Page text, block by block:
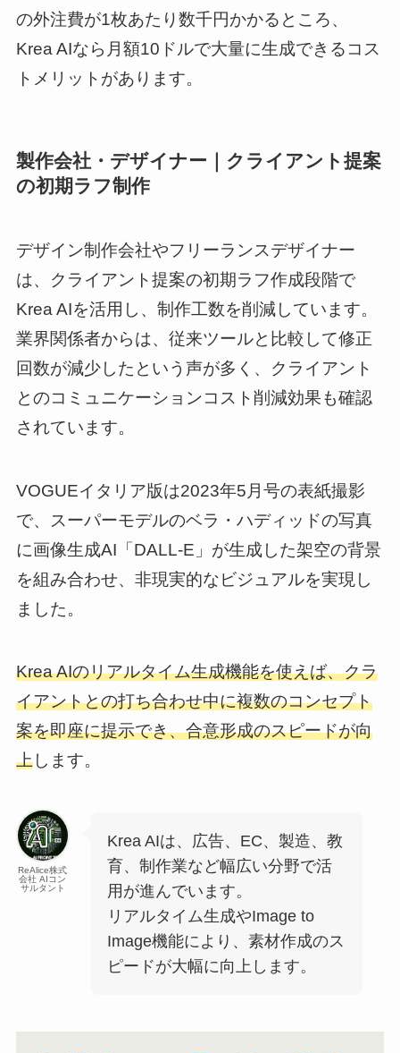
の外注費が1枚あたり数千円かかるところ、
Krea AIなら月額10ドルで大量に生成できるコス
トメリットがあります。
製作会社・デザイナー｜クライアント提案
の初期ラフ制作
デザイン制作会社やフリーランスデザイナー
は、クライアント提案の初期ラフ作成段階で
Krea AIを活用し、制作工数を削減しています。
業界関係者からは、従来ツールと比較して修正
回数が減少したという声が多く、クライアント
とのコミュニケーションコスト削減効果も確認
されています。
VOGUEイタリア版は2023年5月号の表紙撮影
で、スーパーモデルのベラ・ハディッドの写真
に画像生成AI「DALL-E」が生成した架空の背景
を組み合わせ、非現実的なビジュアルを実現し
ました。
Krea AIのリアルタイム生成機能を使えば、クラ
イアントとの打ち合わせ中に複数のコンセプト
案を即座に提示でき、合意形成のスピードが向
上します。
ReAlice株式
会社 AIコン
サルタント
Krea AIは、広告、EC、製造、教
育、制作業など幅広い分野で活
用が進んでいます。
リアルタイム生成やImage to
Image機能により、素材作成のス
ピードが大幅に向上します。